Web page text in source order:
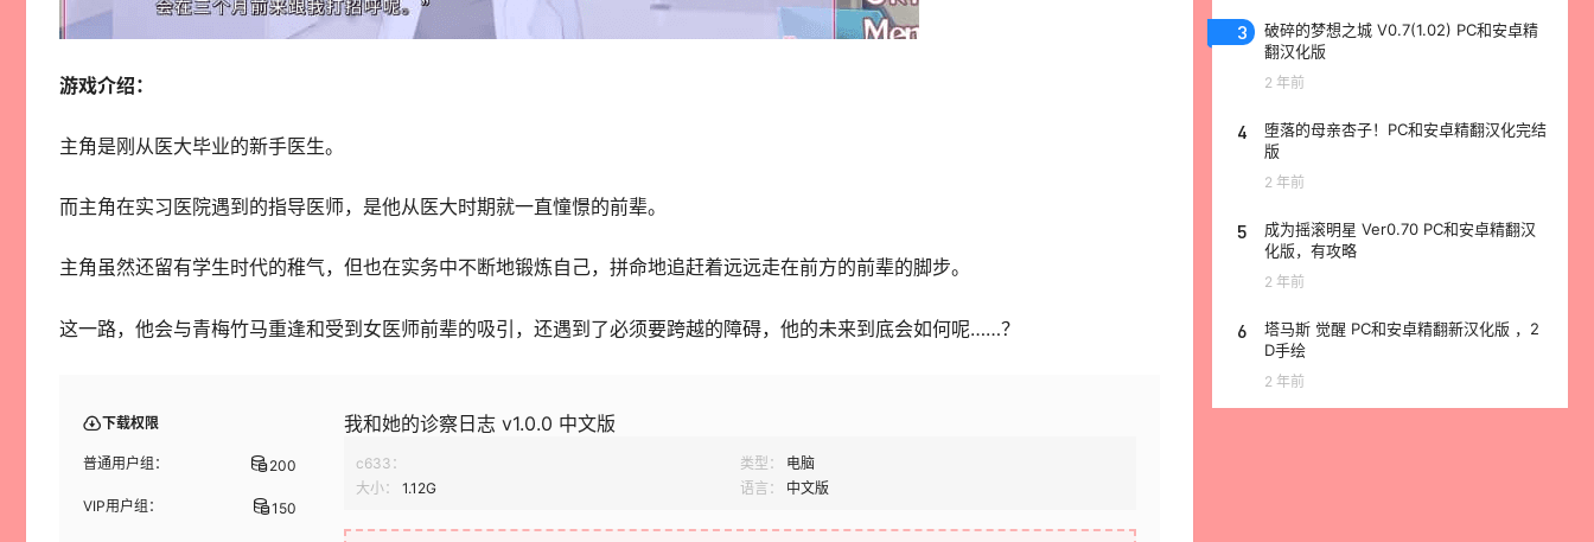
游戏介绍：
主角是刚从医大毕业的新手医生。
而主角在实习医院遇到的指导医师，是他从医大时期就一直憧憬的前辈。
主角虽然还留有学生时代的稚气，但也在实务中不断地锻炼自己，拼命地追赶着远远走在前方的前辈的脚步。
这一路，他会与青梅竹马重逢和受到女医师前辈的吸引，还遇到了必须要跨越的障碍，他的未来到底会如何呢……？
下载权限
普通用户组： 200
VIP用户组： 150
我和她的诊察日志 v1.0.0 中文版
c633： 类型：
电脑
大小：
1.12G 语言： 中文版
3
破碎的梦想之城 V0.7(1.02) PC和安卓精
翻汉化版
2 年前
4
堕落的母亲杏子！PC和安卓精翻汉化完结
版
2 年前
5
成为摇滚明星 Ver0.70 PC和安卓精翻汉
化版，有攻略
2 年前
6
塔马斯 觉醒 PC和安卓精翻新汉化版 ，2
D手绘
2 年前